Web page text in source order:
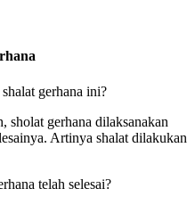
gerhana ini?
gerhana dilaksanakan
Artinya shalat dilakukan
telah selesai?